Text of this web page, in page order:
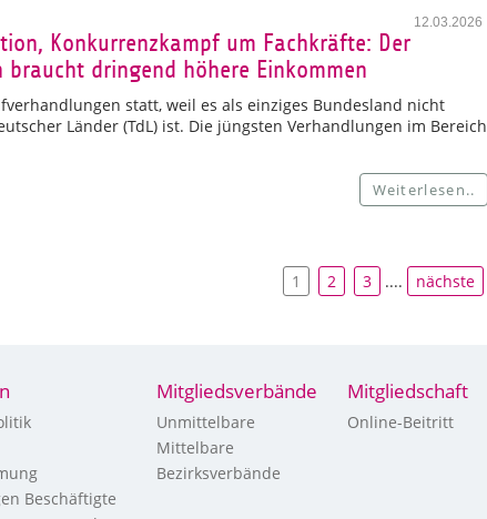
12.03.2026
Konkurrenzkampf um Fachkräfte: Der
dringend höhere Einkommen
statt, weil es als einziges Bundesland nicht
Länder (TdL) ist. Die jüngsten Verhandlungen im Bereich
Weiterlesen..
1 2 3 .... nächste
Beschäftigte
Mitgliedsverbände
Unmittelbare
Mittelbare
Bezirksverbände
Mitgliedschaft
Online-Beitritt